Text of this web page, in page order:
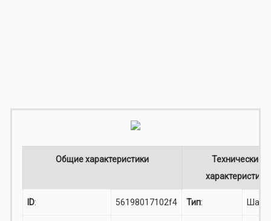
Общие характеристики
Технические
характеристики
ID: 56198017102f4 Тип: Шарж